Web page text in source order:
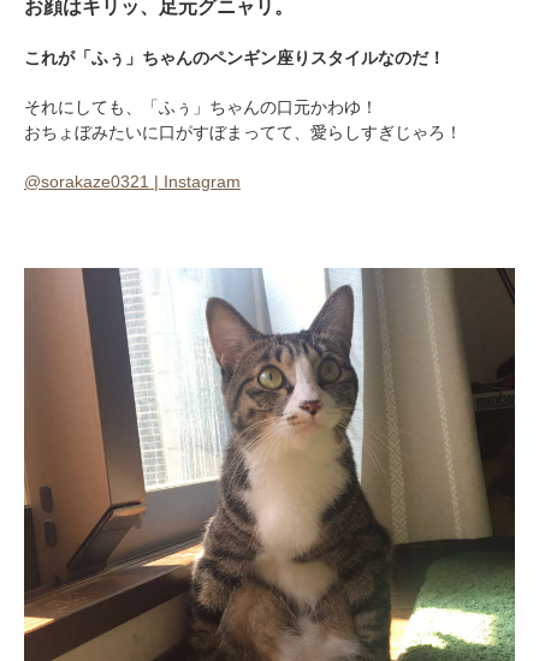
お顔はキリッ、足元グニャリ。
これが「ふぅ」ちゃんのペンギン座りスタイルなのだ！
それにしても、「ふぅ」ちゃんの口元かわゆ！
おちょぼみたいに口がすぼまってて、愛らしすぎじゃろ！
@sorakaze0321 | Instagram